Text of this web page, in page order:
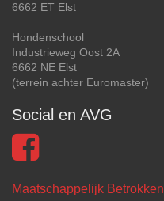
6662 ET Elst
Hondenschool
Industrieweg Oost 2A
6662 NE Elst
(terrein achter Euromaster)
Social en AVG
Maatschappelijk Betrokken